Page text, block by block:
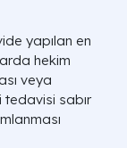
yapılan en
hekim
veya
tedavisi sabır